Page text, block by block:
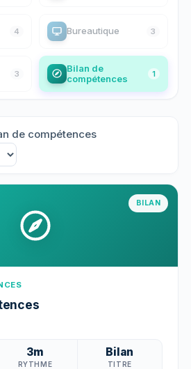
4 Bureautique 3
3
Bilan de
compétences
1
de compétences
BILAN
3m
RYTHME
Bilan
TITRE